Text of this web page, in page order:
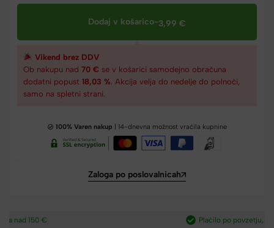
Dodaj v košarico-3,99 €
Vikend brez DDV
Ob nakupu nad 70 € se v košarici samodejno obračuna
dodatni popust 18,03 % . Akcija velja do nedelje do polnoči,
samo na spletni strani.
100% Varen nakup | 14-dnevna možnost vračila kupnine
Zaloga po poslovalnicah
Plačilo po povzetju, preko paypal-a in kartic.​